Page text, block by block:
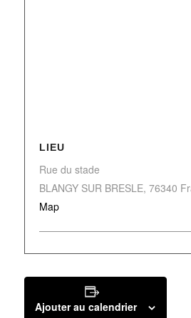
LIEU
Rue du stade
BLANGY SUR BRESLE, 76340
Map
Ajouter au calendrier